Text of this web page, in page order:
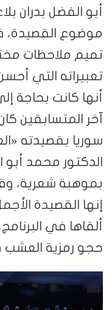
أبو الفضل بدران
موضوع القصيدة،
تميم ملاحظات
تعبيراته التي
أنها كانت بحاجة
آخر المتسابقين
سوريا بقصيدته
الدكتور محمد أبو
بموهبة شعرية،
إنها القصيدة
ألقاها في
حجو رمزية العشب